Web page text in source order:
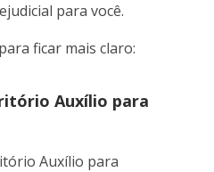
para você.
para ficar mais claro:
Auxílio para
Auxílio para